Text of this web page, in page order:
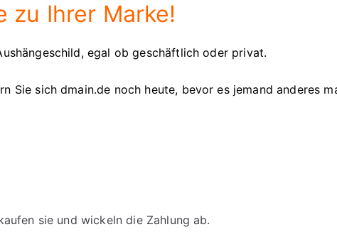
zu Ihrer Marke!
egal ob geschäftlich oder privat.
Sie sich dmain.de noch heute, bevor es jemand anderes
sie und wickeln die Zahlung ab.